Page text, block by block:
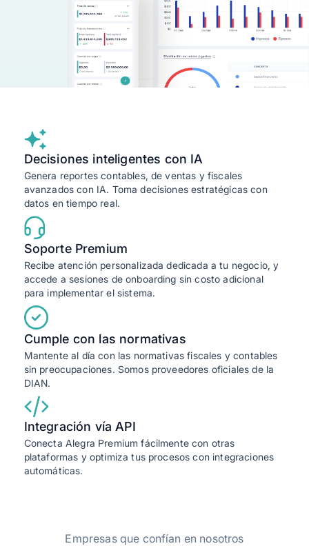
Decisiones inteligentes con IA
Genera reportes contables, de ventas y fiscales
avanzados con IA. Toma decisiones estratégicas con
datos en tiempo real.
Soporte Premium
Recibe atención personalizada dedicada a tu negocio, y
accede a sesiones de onboarding sin costo adicional
para implementar el sistema.
Cumple con las normativas
Mantente al día con las normativas fiscales y contables
sin preocupaciones. Somos proveedores oficiales de la
DIAN.
Integración vía API
Conecta Alegra Premium fácilmente con otras
plataformas y optimiza tus procesos con integraciones
automáticas.
Empresas que confían en nosotros